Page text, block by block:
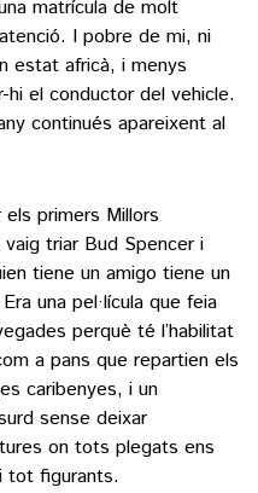
matrícula de molt
I pobre de mi, ni
estat africà, i menys
hi el conductor del vehicle.
continués apareixent al
primers Millors
triar Bud Spencer i
tiene un amigo tiene un
una pel·lícula que feia
perquè té l’habilitat
a pans que repartien els
caribenyes, i un
sense deixar
on tots plegats ens
tot figurants.